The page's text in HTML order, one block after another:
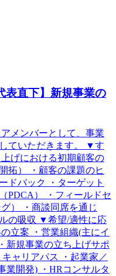
表直下】新規事業の
メンバーとして、事業
ていただきます。 ▼す
げにおける初期顧客の
拓） ・顧客の課題のヒ
ドバック ・ターゲット
PDCA） ・フィールドセ
） ・商談同席を通じ
の吸収 ▼希望/適性に応
立案 ・営業組織(主にイ
新規事業の立ち上げサポ
ャリアパス ・起業家／
業開発) ・HRコンサルタ